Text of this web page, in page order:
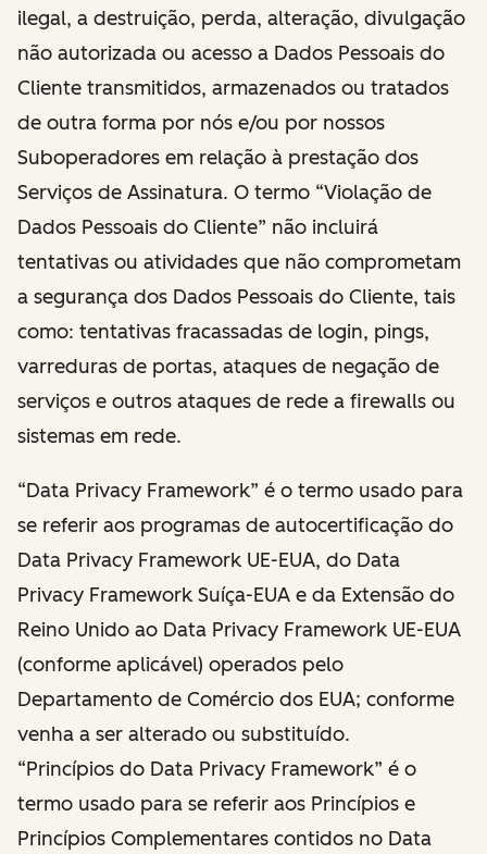
ilegal, a destruição, perda, alteração, divulgação
não autorizada ou acesso a Dados Pessoais do
Cliente transmitidos, armazenados ou tratados
de outra forma por nós e/ou por nossos
Suboperadores em relação à prestação dos
Serviços de Assinatura. O termo “Violação de
Dados Pessoais do Cliente” não incluirá
tentativas ou atividades que não comprometam
a segurança dos Dados Pessoais do Cliente, tais
como: tentativas fracassadas de login, pings,
varreduras de portas, ataques de negação de
serviços e outros ataques de rede a firewalls ou
sistemas em rede.
“Data Privacy Framework” é o termo usado para
se referir aos programas de autocertificação do
Data Privacy Framework UE-EUA, do Data
Privacy Framework Suíça-EUA e da Extensão do
Reino Unido ao Data Privacy Framework UE-EUA
(conforme aplicável) operados pelo
Departamento de Comércio dos EUA; conforme
venha a ser alterado ou substituído.
“Princípios do Data Privacy Framework” é o
termo usado para se referir aos Princípios e
Princípios Complementares contidos no Data